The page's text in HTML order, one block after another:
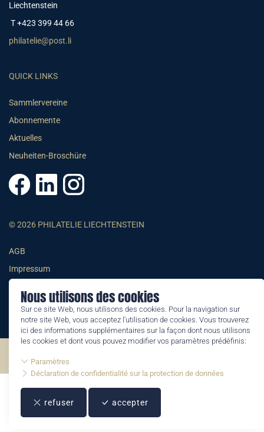
Nous utilisons des cookies
Sur ce site Web, nous utilisons des cookies. Pour la navigation sur
notre site Web, vous acceptez l'utilisation de cookies. Vous trouverez
ici des informations supplémentaires sur la façon dont nous utilisons
les cookies et dont vous pouvez modifier vos paramètres prédéfinis:
Paramètres
Déclaration de confidentialité sur la protection de données
refuser accepter
Liechtenstein
T +423 399 44 66
philatelie@post.li
QUICK LINKS
Sammlervereine
Abonnemente
Aktuelles
Neuheiten-Broschüre
© 2026 PHILATELIE LIECHTENSTEIN
AGB
Impressum